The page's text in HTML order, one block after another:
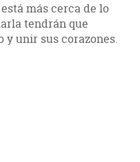
más cerca de lo
tendrán que
y unir sus corazones.